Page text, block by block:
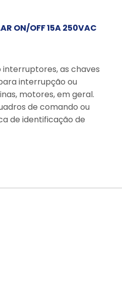
ON/OFF 15A 250VAC
as chaves
interrupção ou
motores, em geral.
de comando ou
de identificação de